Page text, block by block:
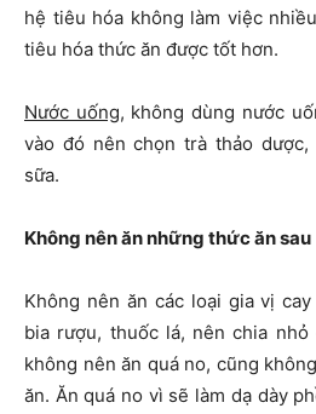
hệ tiêu hóa không làm việc
tiêu hóa thức ăn được tốt hơn.
Nước uống, không dùng nước
vào đó nên chọn trà thảo
sữa.
Không nên ăn những thức ăn sau
Không nên ăn các loại gia vị
bia rượu, thuốc lá, nên chia nhỏ
không nên ăn quá no, cũng
ăn. Ăn quá no vì sẽ làm dạ dày